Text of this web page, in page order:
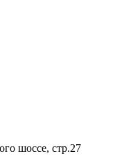
шоссе, стр.27